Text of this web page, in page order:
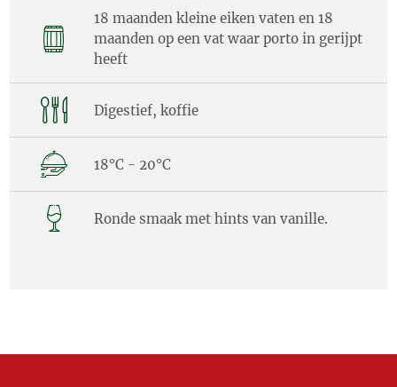
18 maanden kleine eiken vaten en 18
maanden op een vat waar porto in gerijpt
heeft
Digestief, koffie
18°C - 20°C
Ronde smaak met hints van vanille.